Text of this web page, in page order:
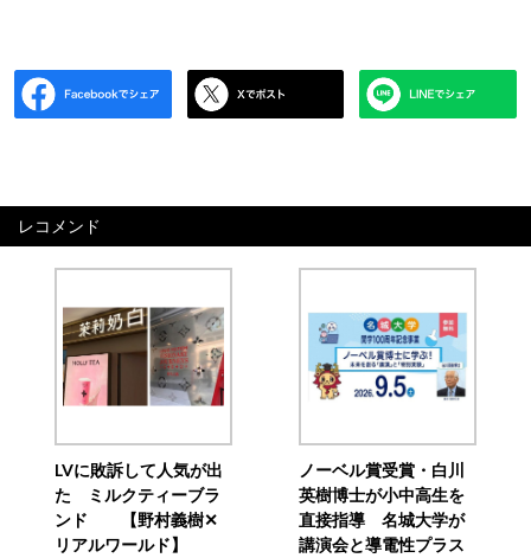
レコメンド
LVに敗訴して人気が出
た ミルクティーブラ
ンド 【野村義樹✕
リアルワールド】
ノーベル賞受賞・白川
英樹博士が小中高生を
直接指導 名城大学が
講演会と導電性プラス